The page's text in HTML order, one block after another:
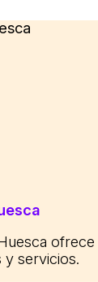
ofrece
y servicios.